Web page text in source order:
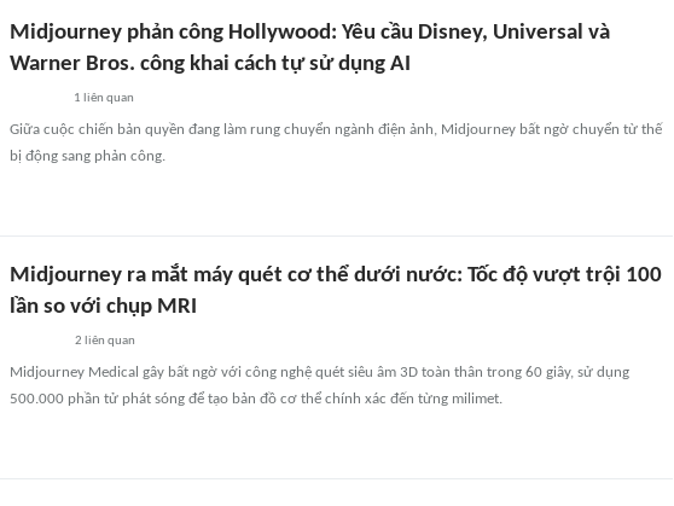
Midjourney phản công Hollywood: Yêu cầu Disney, Universal và
Warner Bros. công khai cách tự sử dụng AI
1 liên quan
Giữa cuộc chiến bản quyền đang làm rung chuyển ngành điện ảnh, Midjourney bất ngờ chuyển từ thế
bị động sang phản công.
Midjourney ra mắt máy quét cơ thể dưới nước: Tốc độ vượt trội 100
lần so với chụp MRI
2 liên quan
Midjourney Medical gây bất ngờ với công nghệ quét siêu âm 3D toàn thân trong 60 giây, sử dụng
500.000 phần tử phát sóng để tạo bản đồ cơ thể chính xác đến từng milimet.